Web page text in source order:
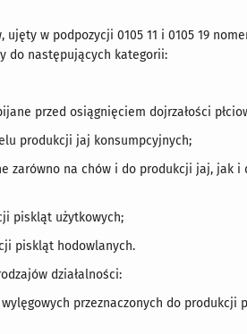
w podpozycji 0105 11 i 0105 19
do następujących kategorii:
przed osiągnięciem dojrzałości
produkcji jaj konsumpcyjnych;
zarówno na chów i do produkcji jaj, jak i
piskląt użytkowych;
piskląt hodowlanych.
działalności:
przeznaczonych do produkcji